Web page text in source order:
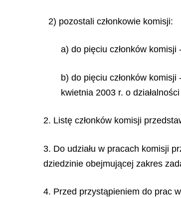
2) pozostali członkowie komisji:
a) do pięciu członków
b) do pięciu członków
kwietnia 2003 r. o
2. Listę członków komisji
3. Do udziału w pracach komisji
dziedzinie obejmującej zakres
4. Przed przystąpieniem do prac